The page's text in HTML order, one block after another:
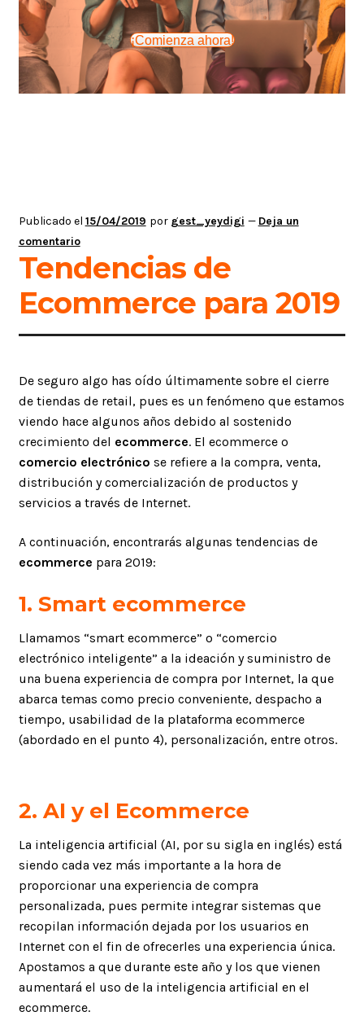
¡Comienza ahora!
Publicado el 15/04/2019 por gest_yeydigi — Deja un
comentario
Tendencias de
Ecommerce para 2019
De seguro algo has oído últimamente sobre el cierre
de tiendas de retail, pues es un fenómeno que estamos
viendo hace algunos años debido al sostenido
crecimiento del ecommerce. El ecommerce o
comercio electrónico se refiere a la compra, venta,
distribución y comercialización de productos y
servicios a través de Internet.
A continuación, encontrarás algunas tendencias de
ecommerce para 2019:
1. Smart ecommerce
Llamamos “smart ecommerce” o “comercio
electrónico inteligente” a la ideación y suministro de
una buena experiencia de compra por Internet, la que
abarca temas como precio conveniente, despacho a
tiempo, usabilidad de la plataforma ecommerce
(abordado en el punto 4), personalización, entre otros.
2. AI y el Ecommerce
La inteligencia artificial (AI, por su sigla en inglés) está
siendo cada vez más importante a la hora de
proporcionar una experiencia de compra
personalizada, pues permite integrar sistemas que
recopilan información dejada por los usuarios en
Internet con el fin de ofrecerles una experiencia única.
Apostamos a que durante este año y los que vienen
aumentará el uso de la inteligencia artificial en el
ecommerce.